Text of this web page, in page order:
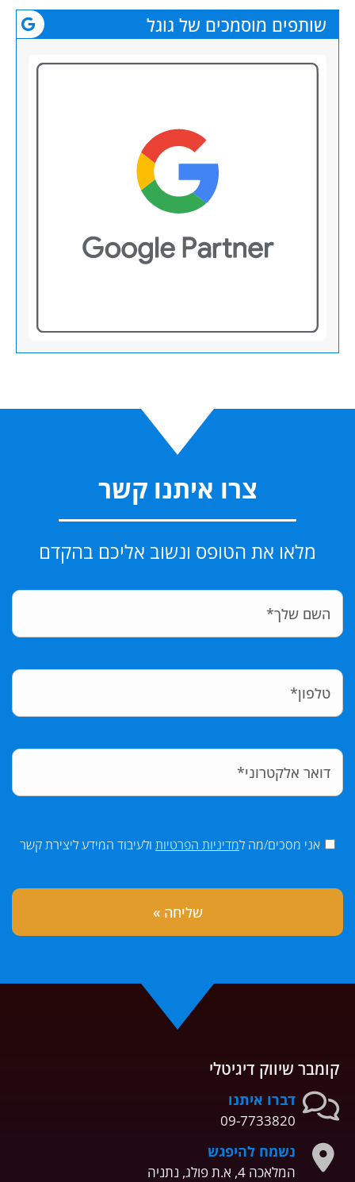
שותפים מוסמכים של גוגל
צרו איתנו קשר
מלאו את הטופס ונשוב אליכם בהקדם
אני מסכים/מה למדיניות הפרטיות ולעיבוד המידע ליצירת קשר
קומבר שיווק דיגיטלי
דברו איתנו
09-7733820
נשמח להיפגש
המלאכה 4, א.ת פולג, נתניה